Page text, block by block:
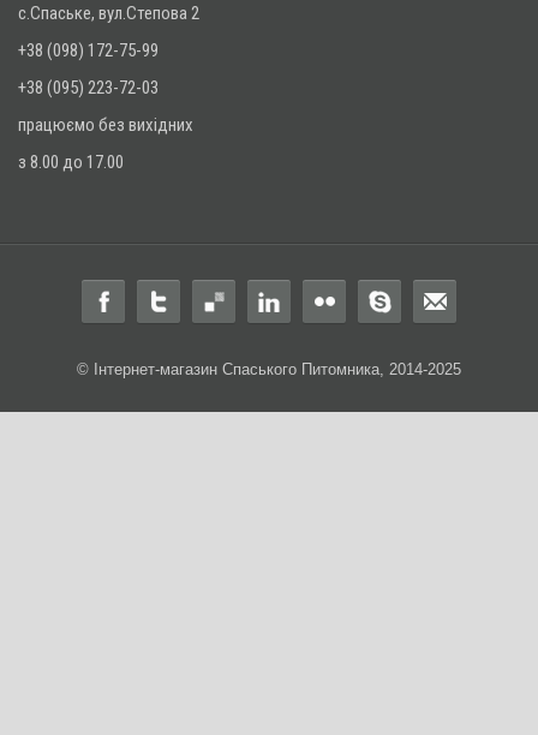
с.Спаське, вул.Степова 2
+38 (098) 172-75-99
+38 (095) 223-72-03
працюємо без вихідних
з 8.00 до 17.00
© Інтернет-магазин Спаського Питомника, 2014-2025